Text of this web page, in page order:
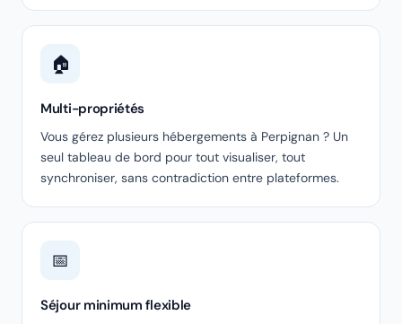
🏠
Multi-propriétés
Vous gérez plusieurs hébergements à Perpignan ? Un
seul tableau de bord pour tout visualiser, tout
synchroniser, sans contradiction entre plateformes.
📅
Séjour minimum flexible